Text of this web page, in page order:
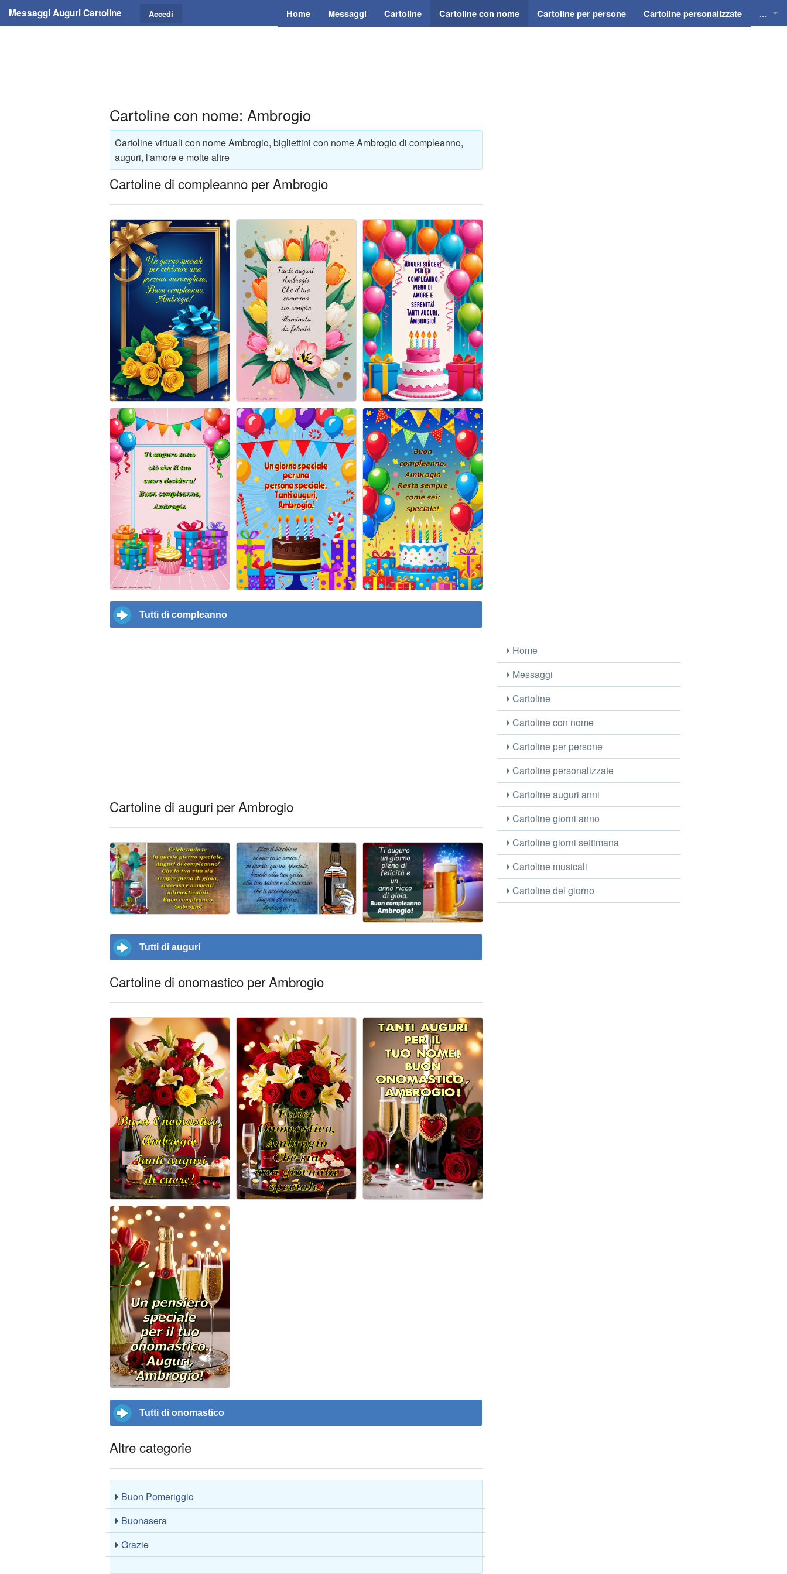
Messaggi Auguri Cartoline Home Messaggi Cartoline Cartoline con nome Cartoline per persone Cartoline personalizzate ...
Accedi
Cartoline con nome: Ambrogio
Cartoline virtuali con nome Ambrogio, bigliettini con nome Ambrogio di compleanno,
auguri, l'amore e molte altre
Cartoline di compleanno per Ambrogio
Tutti di compleanno
Cartoline di auguri per Ambrogio
Tutti di auguri
Cartoline di onomastico per Ambrogio
Tutti di onomastico
Altre categorie
Buon Pomeriggio
Buonasera
Grazie
Home
Messaggi
Cartoline
Cartoline con nome
Cartoline per persone
Cartoline personalizzate
Cartoline auguri anni
Cartoline giorni anno
Cartoline giorni settimana
Cartoline musicali
Cartoline del giorno